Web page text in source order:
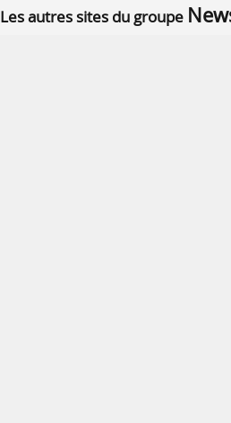
Les autres sites du groupe